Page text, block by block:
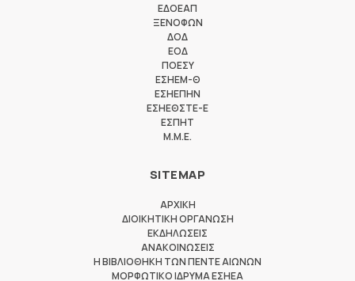
ΕΔΟΕΑΠ
ΞΕΝΟΦΩΝ
ΔΟΔ
ΕΟΔ
ΠΟΕΣΥ
ΕΣΗΕΜ-Θ
ΕΣΗΕΠΗΝ
ΕΣΗΕΘΣΤΕ-Ε
ΕΣΠΗΤ
M.M.E.
SITEMAP
ΑΡΧΙΚΗ
ΔΙΟΙΚΗΤΙΚΗ ΟΡΓΑΝΩΣΗ
ΕΚΔΗΛΩΣΕΙΣ
ΑΝΑΚΟΙΝΩΣΕΙΣ
Η ΒΙΒΛΙΟΘΗΚΗ ΤΩΝ ΠΕΝΤΕ ΑΙΩΝΩΝ
ΜΟΡΦΩΤΙΚΟ ΙΔΡΥΜΑ ΕΣΗΕΑ